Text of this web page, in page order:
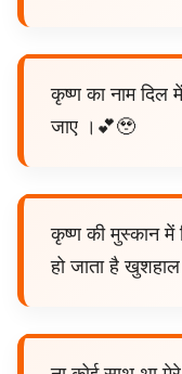
कृष्ण का नाम दिल
जाए ।💕🥹
कृष्ण की मुस्कान में
हो जाता है